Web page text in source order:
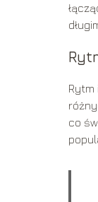
Rytm
co